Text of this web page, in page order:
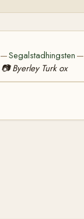
—Segalstadhingsten —
📷 Byerley Turk ox